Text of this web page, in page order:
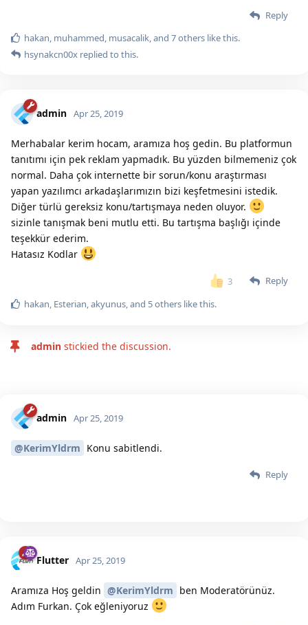
Reply
hakan, muhammed, musacalik, and 7others like this.
hsynakcn00x replied to this.
admin Apr 25, 2019
Merhabalar kerim hocam, aramıza hoş gedin. Bu platformun
tanıtımı için pek reklam yapmadık. Bu yüzden bilmemeniz çok
normal. Daha çok internette bir sorun/konu araştırması
yapan yazılımcı arkadaşlarımızın bizi keşfetmesini istedik.
Diğer türlü gereksiz konu/tartışmaya neden oluyor.
sizinle tanışmak beni mutlu etti. Bu tartışma başlığı içinde
teşekkür ederim.
Hatasız Kodlar
3
Reply
hakan, Esterian,akyunus, and 5others like this.
admin stickied the discussion.
admin Apr 25, 2019
@KerimYldrm Konu sabitlendi.
Reply
Flutter Apr 25, 2019
Aramıza Hoş geldin @KerimYldrm ben Moderatörünüz.
Adım Furkan. Çok eğleniyoruz